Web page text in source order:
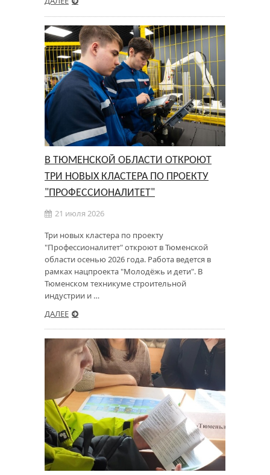
В ТЮМЕНСКОЙ ОБЛАСТИ ОТКРОЮТ
ТРИ НОВЫХ КЛАСТЕРА ПО ПРОЕКТУ
"ПРОФЕССИОНАЛИТЕТ"
21 июля 2026
Три новых кластера по проекту
"Профессионалитет" откроют в Тюменской
области осенью 2026 года. Работа ведется в
рамках нацпроекта "Молодёжь и дети". В
Тюменском техникуме строительной
индустрии и …
ДАЛЕЕ